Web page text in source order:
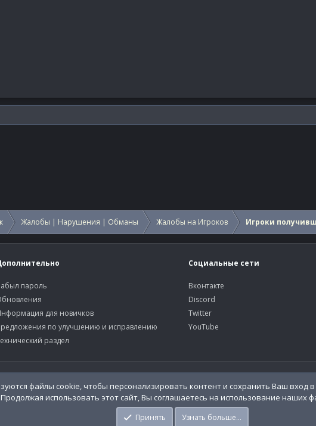
Жалобы | Нарушения | Обманы Жалобы на Игроков Игроки
пароль
для новичков
по улучшению и исправлению
раздел
Социальные сети
Вконтакте
Discord
Twitter
YouTube
файлы cookie, чтобы персонализировать контент и сохранить Ваш вход в
Продолжая использовать этот сайт, Вы соглашаетесь на использование наших
Принять Узнать больше…